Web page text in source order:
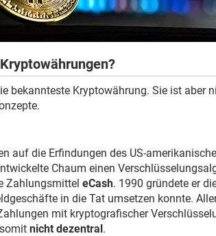
bekannteste Kryptowährung. Sie ist aber
auf die Erfindungen des US-
Chaum einen
Zahlungsmittel eCash. 1990 gründete er
in die Tat umsetzen konnte.
mit kryptografischer
nicht dezentral.